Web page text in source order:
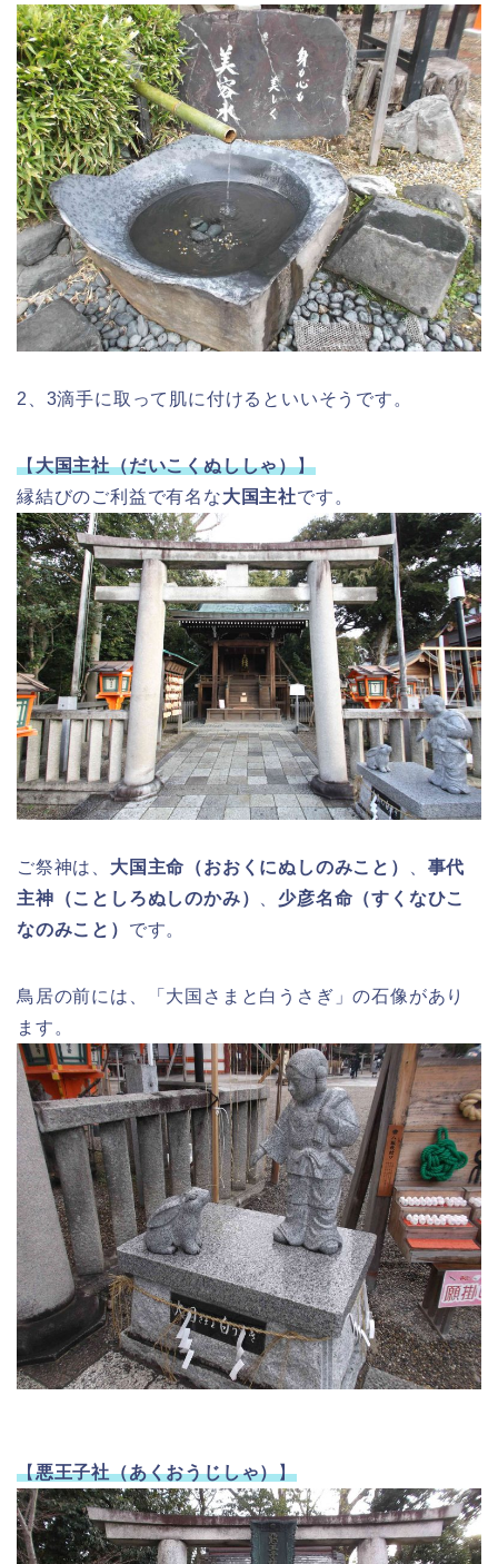
2、3滴手に取って肌に付けるといいそうです。
【大国主社（だいこくぬししゃ）】
縁結びのご利益で有名な大国主社です。
ご祭神は、 大国主命（おおくにぬしのみこと）
事代
主神（ことしろぬしのかみ）
少彦名命（すくなひこ
なのみこと） です。
鳥居の前には、「大国さまと白うさぎ」の石像があり
ます。
【悪王子社（あくおうじしゃ）】